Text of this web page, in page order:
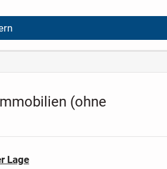
(ohne
Lage